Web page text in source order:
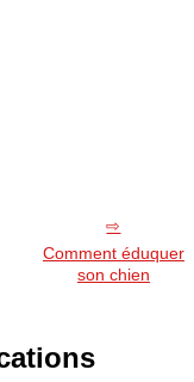
Comment éduquer
son chien